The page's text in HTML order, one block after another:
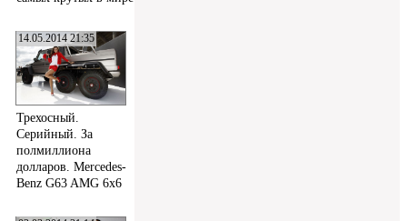
14.05.2014 21:35
Трехосный.
Серийный. За
полмиллиона
долларов. Mercedes-
Benz G63 AMG 6x6